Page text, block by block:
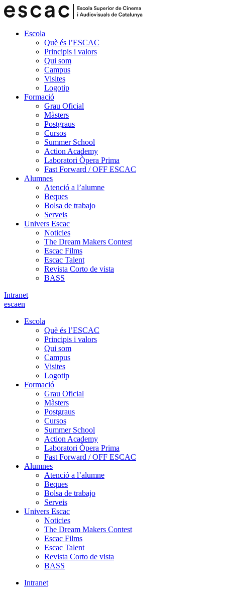
Escola
Què és l’ESCAC
Principis i valors
Qui som
Campus
Visites
Logotip
Formació
Grau Oficial
Màsters
Postgraus
Cursos
Summer School
Action Academy
Laboratori Òpera Prima
Fast Forward / OFF ESCAC
Alumnes
Atenció a l’alumne
Beques
Bolsa de trabajo
Serveis
Univers Escac
Noticies
The Dream Makers Contest
Escac Films
Escac Talent
Revista Corto de vista
BASS
Intranet
escaen
Escola
Què és l’ESCAC
Principis i valors
Qui som
Campus
Visites
Logotip
Formació
Grau Oficial
Màsters
Postgraus
Cursos
Summer School
Action Academy
Laboratori Òpera Prima
Fast Forward / OFF ESCAC
Alumnes
Atenció a l’alumne
Beques
Bolsa de trabajo
Serveis
Univers Escac
Noticies
The Dream Makers Contest
Escac Films
Escac Talent
Revista Corto de vista
BASS
Intranet